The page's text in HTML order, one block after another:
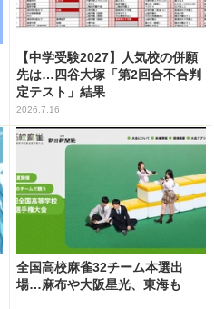
【中学受験2027】人気校の併願
先は…四谷大塚「第2回合不合判
定テスト」結果
2026.7.16
全国高校麻雀32チーム本選出
場…麻布や大阪星光、東海も